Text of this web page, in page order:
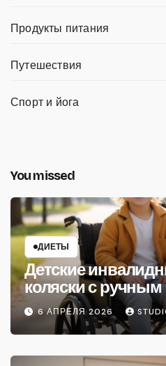
Продукты питания
Путешествия
Спорт и йога
You missed
ДИЕТЫ
Детские
коляски с
6 АПРЕЛЯ 2026